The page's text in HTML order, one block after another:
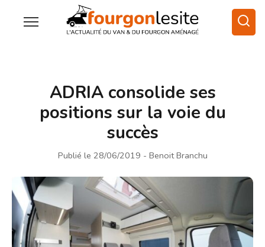
ADRIA consolide ses
positions sur la voie du
succès
Publié le 28/06/2019 - Benoit Branchu